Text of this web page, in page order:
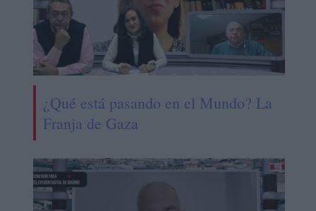
¿Qué está pasando en el Mundo? La
Franja de Gaza